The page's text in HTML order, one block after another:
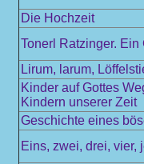
Die Hochzeit
Tonerl Ratzinger. Ein
Lirum, larum,
Kinder auf Gottes
Kindern unserer Zeit
Geschichte eines
Eins, zwei, drei, vier,